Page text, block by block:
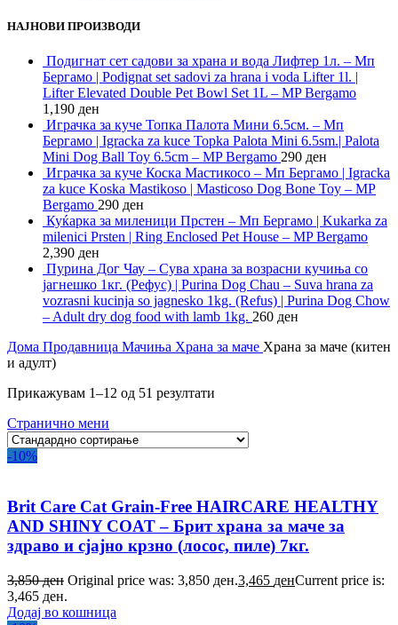
НАЈНОВИ ПРОИЗВОДИ
Подигнат сет садови за храна и вода Лифтер 1л. – Мп
Бергамо | Podignat set sadovi za hrana i voda Lifter 1l. |
Lifter Elevated Double Pet Bowl Set 1L – MP Bergamo
1,190 ден
Играчка за куче Топка Палота Мини 6.5см. – Мп
Бергамо | Igracka za kuce Topka Palota Mini 6.5sm.| Palota
Mini Dog Ball Toy 6.5cm – MP Bergamo 290 ден
Играчка за куче Коска Мастикосо – Мп Бергамо | Igracka
za kuce Koska Mastikoso | Masticoso Dog Bone Toy – MP
Bergamo 290 ден
Куќарка за миленици Прстен – Мп Бергамо | Kukarka za
milenici Prsten | Ring Enclosed Pet House – MP Bergamo
2,390 ден
Пурина Дог Чау – Сува храна за возрасни кучиња со
јагнешко 1кг. (Рефус) | Purina Dog Chau – Suva hrana za
vozrasni kucinja so jagnesko 1kg. (Refus) | Purina Dog Chow
– Adult dry dog food with lamb 1kg. 260 ден
Дома Продавница Мачиња Храна за маче Храна за маче (китен
и адулт)
Прикажувам 1–12 од 51 резултати
Странично мени
-10%
Brit Care Cat Grain-Free HAIRCARE HEALTHY
AND SHINY COAT – Брит храна за маче за
здраво и сјајно крзно (лосос, пиле) 7кг.
3,850ден Original price was: 3,850 ден.3,465 денCurrent price is:
3,465 ден.
Додај во кошница